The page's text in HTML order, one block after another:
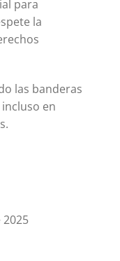
para
la
las banderas
en